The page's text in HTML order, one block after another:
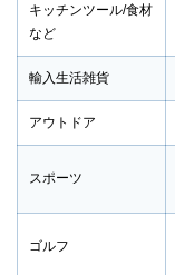
キッチンツール/食材
など
輸入生活雑貨
アウトドア
スポーツ
ゴルフ